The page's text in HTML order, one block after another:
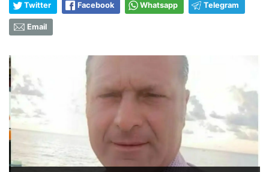
Twitter Facebook Whatsapp Telegram
Email